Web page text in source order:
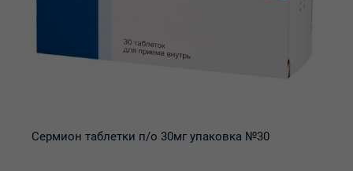
Сермион таблетки п/о 30мг упаковка №30